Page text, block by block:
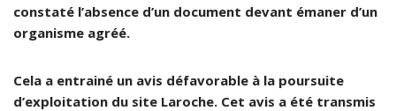
constaté l’absence d’un document devant émaner d’un
organisme agréé.
Cela a entrainé un avis défavorable à la poursuite
d’exploitation du site Laroche. Cet avis a été transmis